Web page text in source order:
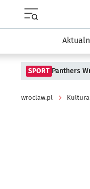
SPORT Panthers
wroclaw.pl Kultura